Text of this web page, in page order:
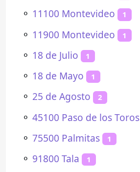
⚬ 11100 Montevideo 1
⚬ 11900 Montevideo 1
⚬ 18 de Julio 1
⚬ 18 de Mayo 1
⚬ 25 de Agosto 2
⚬ 45100 Paso de los Toros
⚬ 75500 Palmitas 1
⚬ 91800 Tala 1